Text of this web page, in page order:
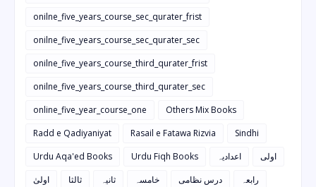
onilne_five_years_course_sec_qurater_frist
onilne_five_years_course_sec_qurater_sec
onilne_five_years_course_third_qurater_frist
onilne_five_years_course_third_qurater_sec
online_five_year_course_one
Others Mix Books
Radd e Qadiyaniyat
Rasail e Fatawa Rizvia
Sindhi
Urdu Aqa'ed Books
Urdu Fiqh Books اعدادیہ
اولی
اولیٰ
ثالثا ثانیہ خامسہ درس نظامی
رابعہ